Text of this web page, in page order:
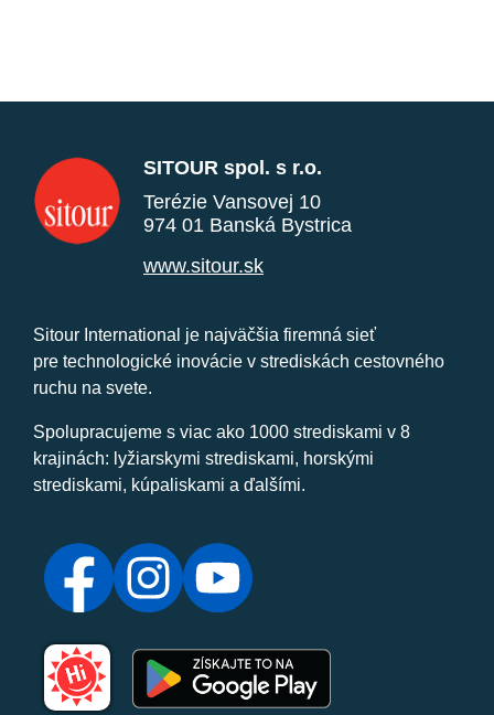
SITOUR spol. s r.o.
Terézie Vansovej 10
974 01 Banská Bystrica
www.sitour.sk
Sitour International je najväčšia firemná sieť
pre technologické inovácie v strediskách cestovného
ruchu na svete.
Spolupracujeme s viac ako 1000 strediskami v 8
krajinách: lyžiarskymi strediskami, horskými
strediskami, kúpaliskami a ďalšími.